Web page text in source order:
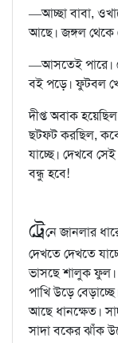
—আচ্ছা বাবা,
আছে। জঙ্গল থেকে
—আসতেই পারে।
বই পড়ে। ফুটবল
দীপ্ত অবাক
ছটফট করছিল,
যাচ্ছে। দেখবে
বন্ধু হবে!
ট্রেনে জানলার
দেখতে দেখতে
ভাসছে শালুক
পাখি উড়ে
আছে ধানক্ষেত।
সাদা বকের ঝাঁক